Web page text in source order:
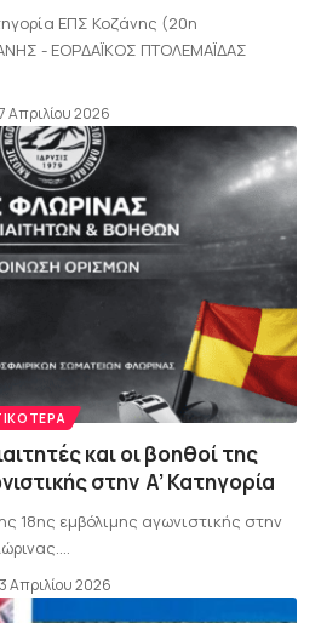
ΕΠΣ Κοζάνης (20η
- ΕΟΡΔΑΪΚΟΣ ΠΤΟΛΕΜΑΪΔΑΣ
Απριλίου 2026
και οι βοηθοί της
στην Α’ Κατηγορία
18ης εμβόλιμης αγωνιστικής στην
Απριλίου 2026